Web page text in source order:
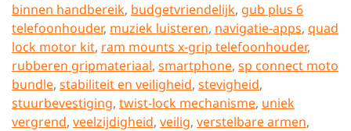
binnen handbereik, budgetvriendelijk, gub plus 6
telefoonhouder, muziek luisteren, navigatie-apps, quad
lock motor kit, ram mounts x-grip telefoonhouder,
rubberen gripmateriaal, smartphone, sp connect moto
bundle, stabiliteit en veiligheid, stevigheid,
stuurbevestiging, twist-lock mechanisme, uniek
vergrend, veelzijdigheid, veilig, verstelbare armen,